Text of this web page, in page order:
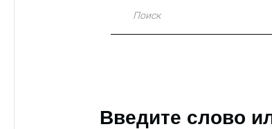
Поиск
Введите слово